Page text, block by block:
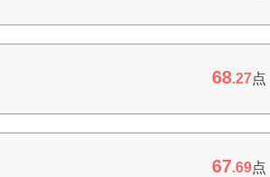
68.27点
67.69点